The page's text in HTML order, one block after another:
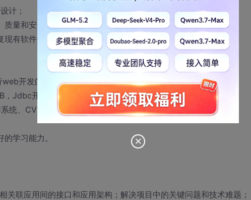
计；
量和安全；
现有软件缺陷。
web开发的经验，熟悉html，javascript。
Jdbc开发，熟悉J2EE规范，熟悉各种常用设计模式。
统、CVS操作。
学习能力。
关联应用间的接口和应用架构；解决项目中的关键问题和技术难题；